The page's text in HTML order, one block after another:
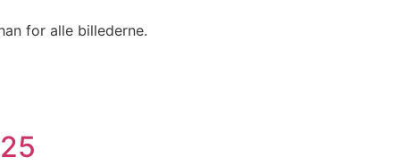
for alle billederne.